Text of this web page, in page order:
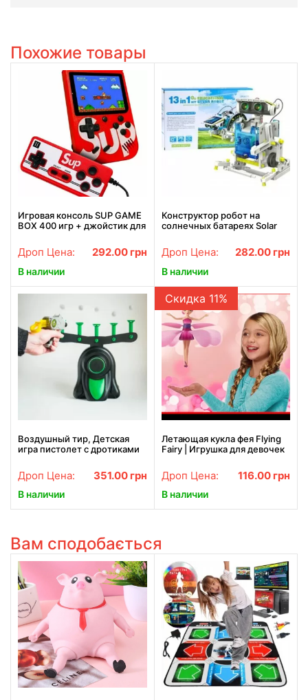
Похожие товары
Игровая консоль SUP GAME
BOX 400 игр + джойстик для
Дроп Цена: 292.00 грн
В наличии
Конструктор робот на
солнечных батареях Solar
Дроп Цена: 282.00 грн
В наличии
Воздушный тир, Детская
игра пистолет с дротиками
Shot, “Стрелялки” с
бластером
Дроп Цена: 351.00 грн
В наличии
Скидка 11%
Летающая кукла фея Flying
Fairy | Игрушка для девочек
Дроп Цена: 116.00 грн
В наличии
Вам сподобається